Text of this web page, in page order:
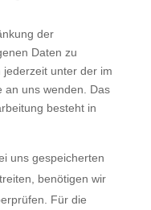
der
Daten zu
unter der im
an uns wenden. Das
besteht in
uns gespeicherten
benötigen wir
Für die